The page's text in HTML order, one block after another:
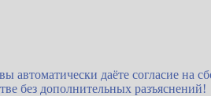
автоматически даёте согласие
без дополнительных разъяснений!